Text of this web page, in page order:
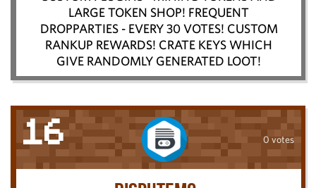
LARGE TOKEN SHOP! FREQUENT
DROPPARTIES - EVERY 30 VOTES! CUSTOM
RANKUP REWARDS! CRATE KEYS WHICH
GIVE RANDOMLY GENERATED LOOT!
16 0 votes